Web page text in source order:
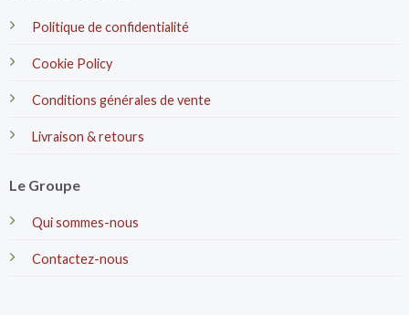
Politique de confidentialité
Cookie Policy
Conditions générales de vente
Livraison & retours
Le Groupe
Qui sommes-nous
Contactez-nous